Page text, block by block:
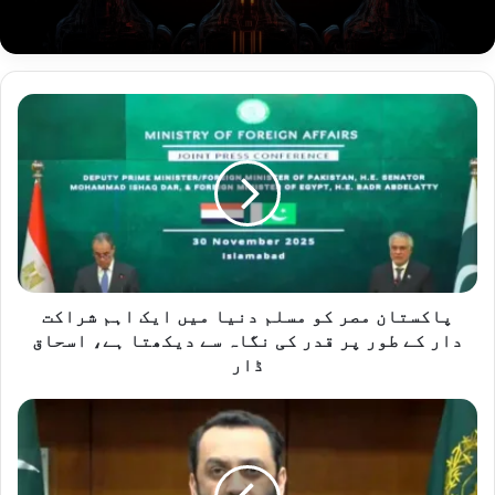
پ
س
ت
ا
م
ص
س
ل
م
د
پاکستان مصر کو مسلم دنیا میں ایک اہم شراکت
دار کے طور پر قدر کی نگاہ سے دیکھتا ہے، اسحاق
ڈار
ع
م
ر
ا